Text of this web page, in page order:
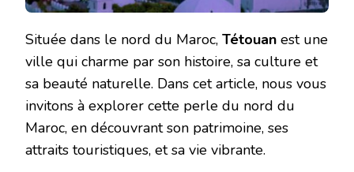
Située dans le nord du Maroc, Tétouan est une
ville qui charme par son histoire, sa culture et
sa beauté naturelle. Dans cet article, nous vous
invitons à explorer cette perle du nord du
Maroc, en découvrant son patrimoine, ses
attraits touristiques, et sa vie vibrante.